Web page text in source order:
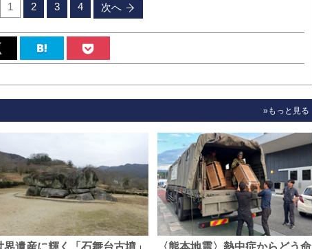
1 2 3 4 次へ
»もっと見る
界遺産に輝く「石舞台古墳」
〈熊本地震〉熱中症からどう命